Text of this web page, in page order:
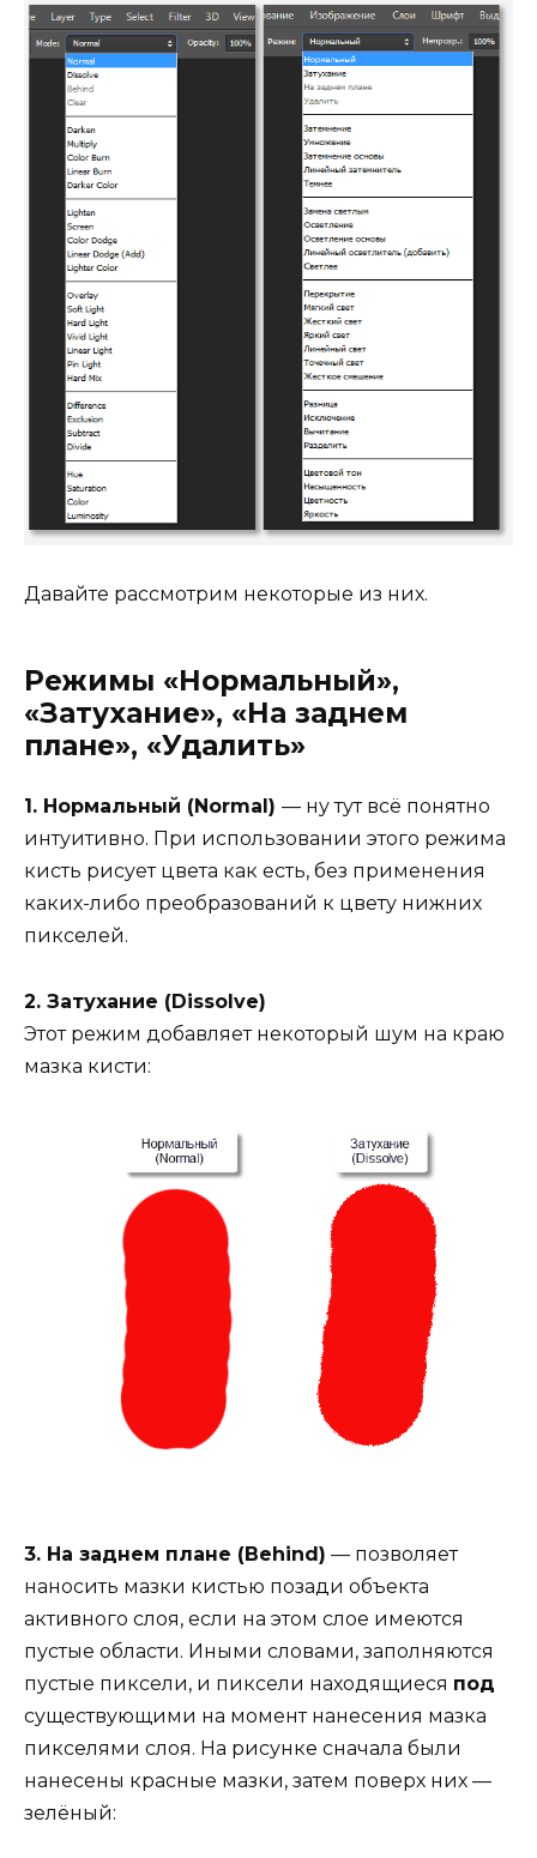
Давайте рассмотрим некоторые из них.
Режимы «Нормальный»,
«Затухание», «На заднем
плане», «Удалить»
1. Нормальный (Normal) — ну тут всё понятно
интуитивно. При использовании этого режима
кисть рисует цвета как есть, без применения
каких-либо преобразований к цвету нижних
пикселей.
2. Затухание (Dissolve)
Этот режим добавляет некоторый шум на краю
мазка кисти:
3. На заднем плане (Behind) — позволяет
наносить мазки кистью позади объекта
активного слоя, если на этом слое имеются
пустые области. Иными словами, заполняются
пустые пиксели, и пиксели находящиеся под
существующими на момент нанесения мазка
пикселями слоя. На рисунке сначала были
нанесены красные мазки, затем поверх них —
зелёный: